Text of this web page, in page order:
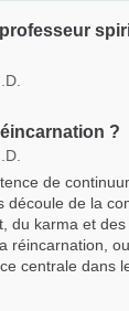
?
de
découle de la
du karma et
réincarnation,
centrale dans